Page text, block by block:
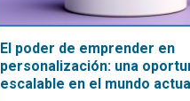
El poder de emprender en
personalización: una
escalable en el mundo